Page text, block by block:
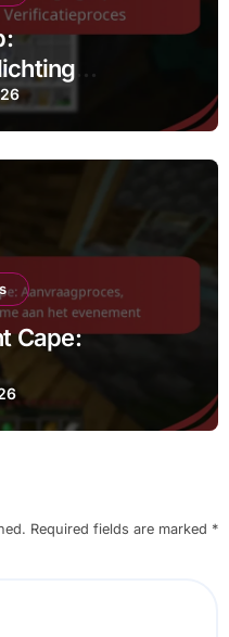
Cape:
aan
Required fields are marked *